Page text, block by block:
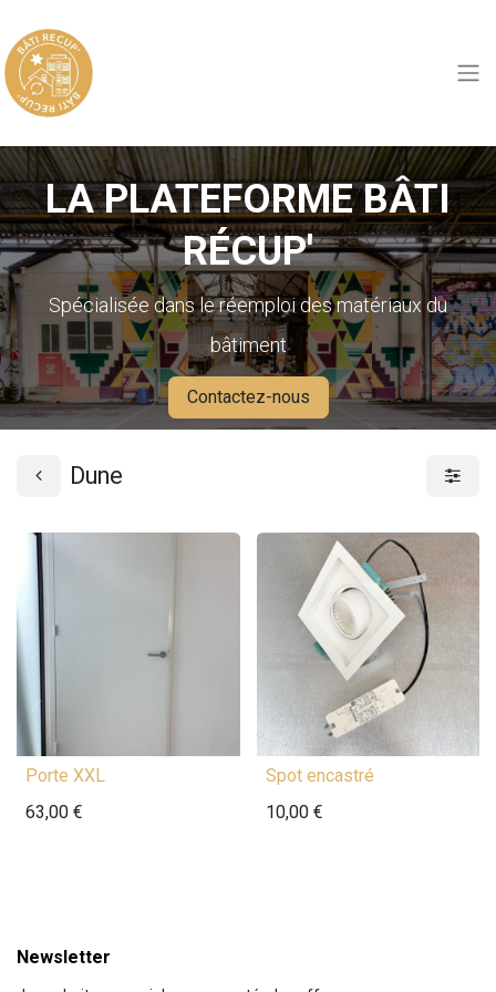
LA PLATEFORME BÂTI
RÉCUP'
Spécialisée dans le réemploi des matériaux du
bâtiment
Contactez-nous
Dune
Porte XXL
63,00 €
Spot encastré
10,00€
Newsletter